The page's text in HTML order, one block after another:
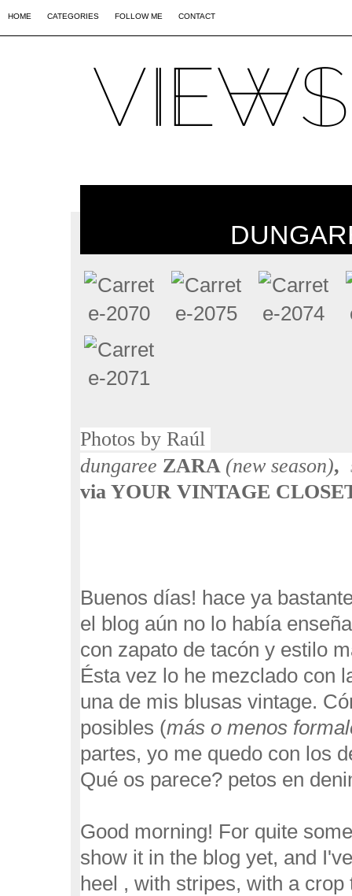
HOME CATEGORIES FOLLOW ME CONTACT
Photos by Raúl
dungaree ZARA (new season),
via YOUR VINTAGE
Buenos días! hace ya
el blog aún no lo había
con zapato de tacón y estilo
Ésta vez lo he mezclado con
una de mis blusas vintage.
posibles (más o menos
partes, yo me quedo con los
Qué os parece? petos en
Good morning! For quite
show it in the blog yet, and
heel , with stripes, with a